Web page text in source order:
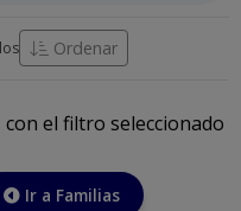
Ordenar
el filtro seleccionado
Ir a Familias